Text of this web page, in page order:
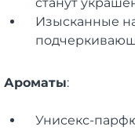
Изысканные
Ароматы:
Унисекс-